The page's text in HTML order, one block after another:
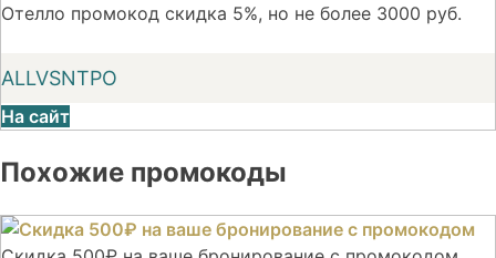
Отелло промокод скидка 5%, но не более 3000 руб.
ALLVSNTPO
На сайт
Похожие промокоды